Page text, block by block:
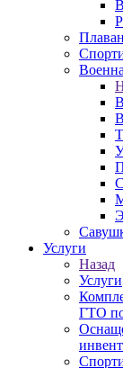
Услуги
Назад
Услуги
ГТО